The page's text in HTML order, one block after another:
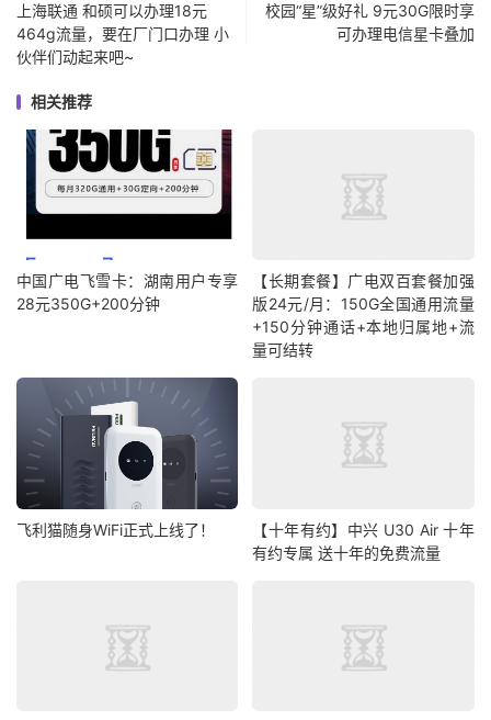
上海联通 和硕可以办理18元
464g流量，要在厂门口办理 小
伙伴们动起来吧~
校园“星”级好礼 9元30G限时享
可办理电信星卡叠加
相关推荐
中国广电飞雪卡：湖南用户专享
28元350G+200分钟
【长期套餐】广电双百套餐加强
版24元/月：150G全国通用流量
+150分钟通话+本地归属地+流
量可结转
飞利猫随身WiFi正式上线了！
【十年有约】中兴 U30 Air 十年
有约专属 送十年的免费流量